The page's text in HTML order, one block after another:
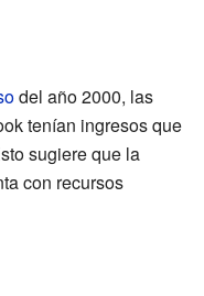
del año 2000, las
tenían ingresos que
sugiere que la
con recursos